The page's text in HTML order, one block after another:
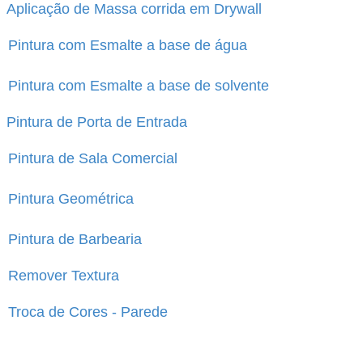
Aplicação de Massa corrida em Drywall
Pintura com Esmalte a base de água
Pintura com Esmalte a base de solvente
Pintura de Porta de Entrada
Pintura de Sala Comercial
Pintura Geométrica
Pintura de Barbearia
Remover Textura
Troca de Cores - Parede